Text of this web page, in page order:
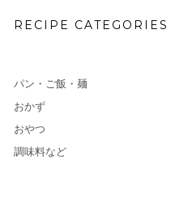
RECIPE CATEGORIES
パン・ご飯・麺
おかず
おやつ
調味料など